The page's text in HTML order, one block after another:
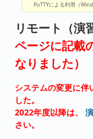
PuTTYによる利用（
リモート（演
ページに記載
なりました）
システムの変更に伴
した。
2022年度以降は、
さい。